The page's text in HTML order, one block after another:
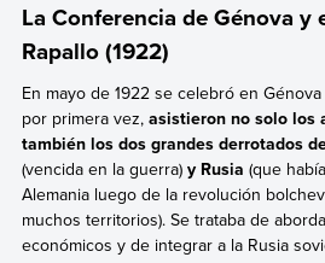
La Conferencia de Génova y
Rapallo (1922)
En mayo de 1922 se celebró en
por primera vez, asistieron no solo los
también los dos grandes derrotados
(vencida en la guerra)y Rusia (que
Alemania luego de la revolución
muchos territorios). Se trataba de
económicos y de integrar a la Rusia